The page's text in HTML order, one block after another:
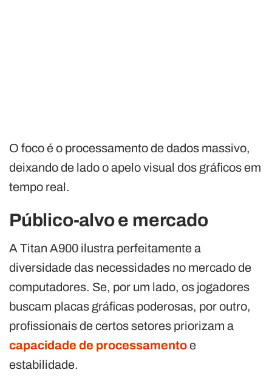
O foco é o processamento de dados massivo,
deixando de lado o apelo visual dos gráficos em
tempo real.
Público-alvo e mercado
A Titan A900 ilustra perfeitamente a
diversidade das necessidades no mercado de
computadores. Se, por um lado, os jogadores
buscam placas gráficas poderosas, por outro,
profissionais de certos setores priorizam a
capacidade de processamentoe
estabilidade.